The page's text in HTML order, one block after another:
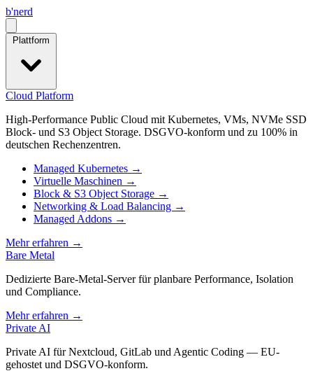
b'nerd
Plattform
Cloud Platform
High-Performance Public Cloud mit Kubernetes, VMs, NVMe SSD
Block- und S3 Object Storage. DSGVO-konform und zu 100% in
deutschen Rechenzentren.
Managed Kubernetes →
Virtuelle Maschinen →
Block & S3 Object Storage →
Networking & Load Balancing →
Managed Addons →
Mehr erfahren →
Bare Metal
Dedizierte Bare‑Metal‑Server für planbare Performance, Isolation
und Compliance.
Mehr erfahren →
Private AI
Private AI für Nextcloud, GitLab und Agentic Coding — EU-
gehostet und DSGVO-konform.